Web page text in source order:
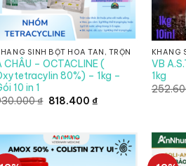
SINH BỘT HÒA TAN, TRỘN
CHÂU – OCTACLINE (
80%) – 1kg –
10 in 1
₫ Giá
818.400 ₫Giá
818.400 ₫.
KHÁNG
VB
1kg